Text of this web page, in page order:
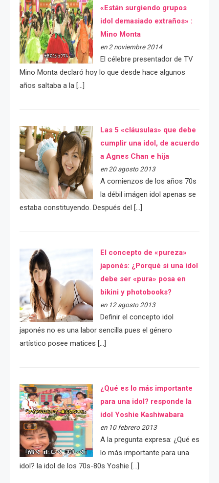
«Están surgiendo grupos
idol demasiado extraños» :
Mino Monta
en 2 noviembre 2014
El célebre presentador de TV
Mino Monta declaró hoy lo que desde hace algunos
años saltaba a la […]
Las 5 «cláusulas» que debe
cumplir una idol, de acuerdo
a Agnes Chan e hija
en 20 agosto 2013
A comienzos de los años 70s
la débil imágen idol apenas se
estaba constituyendo. Después del […]
El concepto de «pureza»
japonés: ¿Porqué si una idol
debe ser «pura» posa en
bikini y photobooks?
en 12 agosto 2013
Definir el concepto idol
japonés no es una labor sencilla pues el género
artístico posee matices […]
¿Qué es lo más importante
para una idol? responde la
idol Yoshie Kashiwabara
en 10 febrero 2013
A la pregunta expresa: ¿Qué es
lo más importante para una
idol? la idol de los 70s-80s Yoshie […]